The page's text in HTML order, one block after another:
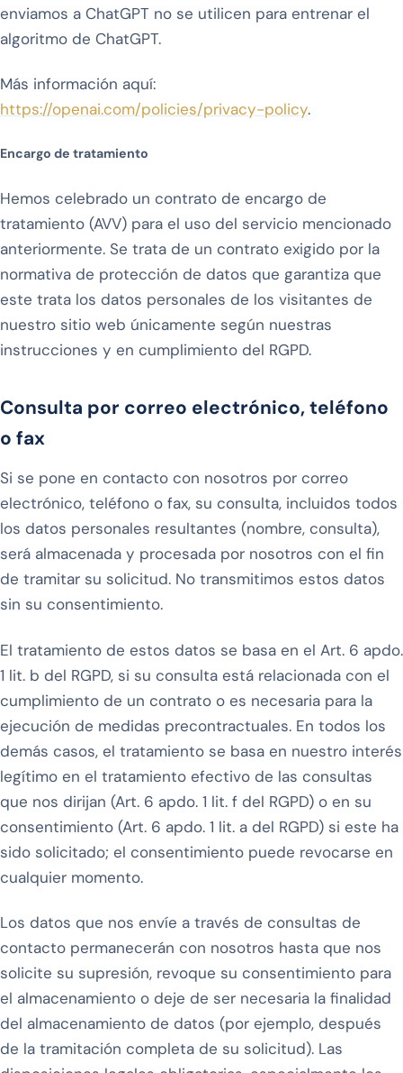
enviamos a ChatGPT no se utilicen para entrenar el
algoritmo de ChatGPT.
Más información aquí:
https://openai.com/policies/privacy-policy.
Encargo de tratamiento
Hemos celebrado un contrato de encargo de
tratamiento (AVV) para el uso del servicio mencionado
anteriormente. Se trata de un contrato exigido por la
normativa de protección de datos que garantiza que
este trata los datos personales de los visitantes de
nuestro sitio web únicamente según nuestras
instrucciones y en cumplimiento del RGPD.
Consulta por correo electrónico, teléfono
o fax
Si se pone en contacto con nosotros por correo
electrónico, teléfono o fax, su consulta, incluidos todos
los datos personales resultantes (nombre, consulta),
será almacenada y procesada por nosotros con el fin
de tramitar su solicitud. No transmitimos estos datos
sin su consentimiento.
El tratamiento de estos datos se basa en el Art. 6 apdo.
1 lit. b del RGPD, si su consulta está relacionada con el
cumplimiento de un contrato o es necesaria para la
ejecución de medidas precontractuales. En todos los
demás casos, el tratamiento se basa en nuestro interés
legítimo en el tratamiento efectivo de las consultas
que nos dirijan (Art. 6 apdo. 1 lit. f del RGPD) o en su
consentimiento (Art. 6 apdo. 1 lit. a del RGPD) si este ha
sido solicitado; el consentimiento puede revocarse en
cualquier momento.
Los datos que nos envíe a través de consultas de
contacto permanecerán con nosotros hasta que nos
solicite su supresión, revoque su consentimiento para
el almacenamiento o deje de ser necesaria la finalidad
del almacenamiento de datos (por ejemplo, después
de la tramitación completa de su solicitud). Las